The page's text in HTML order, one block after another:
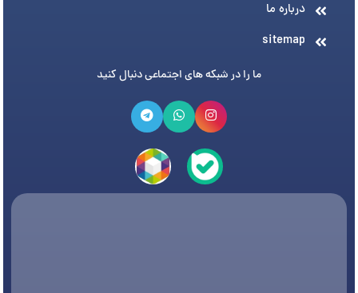
درباره ما
sitemap
ما را در شبکه های اجتماعی دنبال کنید